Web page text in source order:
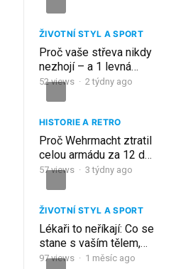
ŽIVOTNÍ STYL A SPORT
Proč vaše střeva nikdy
nezhojí – a 1 levná
směs, která to změní za
52views · 2 týdny ago
HISTORIE A RETRO
Proč Wehrmacht ztratil
celou armádu za 12 dní
u Korsunu?
57views · 3 týdny ago
ŽIVOTNÍ STYL A SPORT
Lékaři to neříkají: Co se
stane s vaším tělem,
když pijete hřebíčkovou
97views · 1 měsíc ago